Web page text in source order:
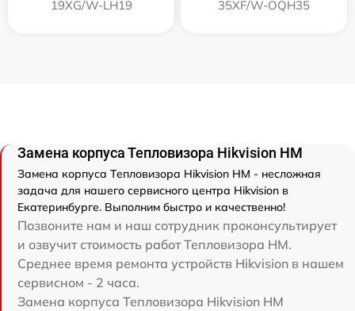
19XG/W-LH19
35XF/W-OQH35
Замена корпуса Тепловизора Hikvision HM
Замена корпуса Тепловизора Hikvision HM - несложная
задача для нашего сервисного центра Hikvision в
Екатеринбурге. Выполним быстро и качественно!
Позвоните нам и наш сотрудник проконсультирует
и озвучит стоимость работ Тепловизора HM.
Среднее время ремонта устройств Hikvision в нашем
сервисном - 2 часа.
Замена корпуса Тепловизора Hikvision HM